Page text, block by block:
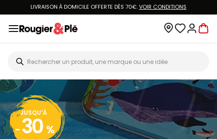
LIVRAISON À DOMICILE OFFERTE DÈS 70€.VOIR CONDITIONS
JUSQU'À
- 30 %